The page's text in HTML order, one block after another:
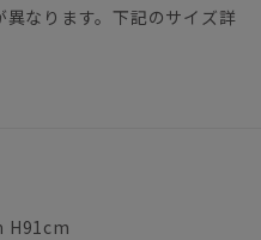
なります。下記のサイズ詳
H91cm